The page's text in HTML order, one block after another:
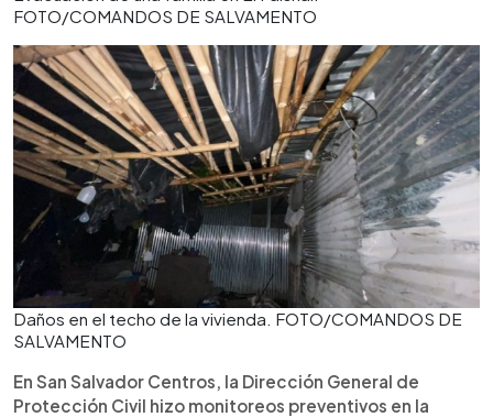
FOTO/COMANDOS DE SALVAMENTO
Daños en el techo de la vivienda. FOTO/COMANDOS DE
SALVAMENTO
En San Salvador Centros, la Dirección General de
Protección Civil hizo monitoreos preventivos en la